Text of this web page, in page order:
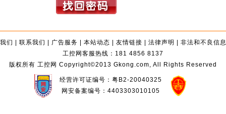
们 | 联系我们 | 广告服务 | 本站动态 | 友情链接 | 法律声明 | 非法和不良信
工控网客服热线：181 4856 8137
版权所有 工控网 Copyright©2013 Gkong.com, All Rights Reserved
经营许可证编号：粤B2-20040325
网安备案编号：4403303010105